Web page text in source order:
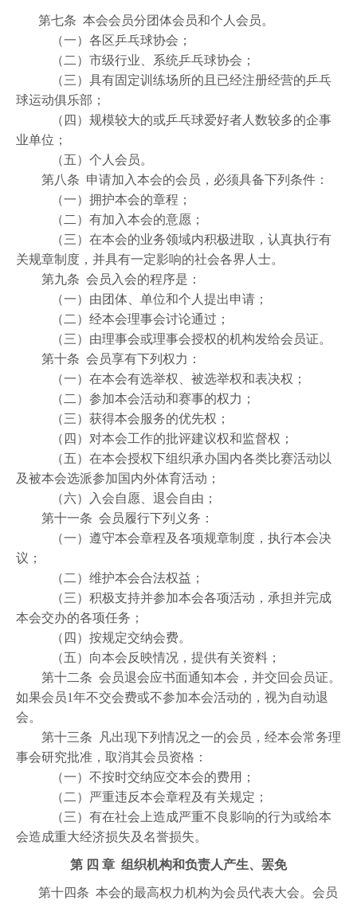
第七条 本会会员分团体会员和个人会员。
（一）各区乒乓球协会；
（二）市级行业、系统乒乓球协会；
（三）具有固定训练场所的且已经注册经营的乒乓
球运动俱乐部；
（四）规模较大的或乒乓球爱好者人数较多的企事
业单位；
（五）个人会员。
第八条 申请加入本会的会员，必须具备下列条件：
（一）拥护本会的章程；
（二）有加入本会的意愿；
（三）在本会的业务领域内积极进取，认真执行有
关规章制度，并具有一定影响的社会各界人士。
第九条 会员入会的程序是：
（一）由团体、单位和个人提出申请；
（二）经本会理事会讨论通过；
（三）由理事会或理事会授权的机构发给会员证。
第十条 会员享有下列权力：
（一）在本会有选举权、被选举权和表决权；
（二）参加本会活动和赛事的权力；
（三）获得本会服务的优先权；
（四）对本会工作的批评建议权和监督权；
（五）在本会授权下组织承办国内各类比赛活动以
及被本会选派参加国内外体育活动；
（六）入会自愿、退会自由；
第十一条 会员履行下列义务：
（一）遵守本会章程及各项规章制度，执行本会决
议；
（二）维护本会合法权益；
（三）积极支持并参加本会各项活动，承担并完成
本会交办的各项任务；
（四）按规定交纳会费。
（五）向本会反映情况，提供有关资料；
第十二条 会员退会应书面通知本会，并交回会员证。
如果会员1年不交会费或不参加本会活动的，视为自动退
会。
第十三条 凡出现下列情况之一的会员，经本会常务理
事会研究批准，取消其会员资格：
（一）不按时交纳应交本会的费用；
（二）严重违反本会章程及有关规定；
（三）有在社会上造成严重不良影响的行为或给本
会造成重大经济损失及名誉损失。
第 四 章 组织机构和负责人产生、罢免
第十四条 本会的最高权力机构为会员代表大会。会员